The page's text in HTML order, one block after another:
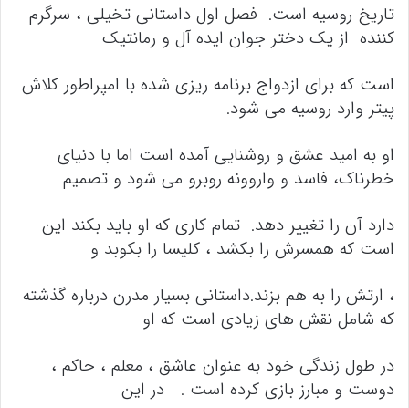
تاریخ روسیه است. فصل اول داستانی تخیلی ، سرگرم
کننده از یک دختر جوان ایده آل و رمانتیک
است که برای ازدواج برنامه ریزی شده با امپراطور کلاش
پیتر وارد روسیه می شود.
او به امید عشق و روشنایی آمده است اما با دنیای
خطرناک، فاسد و واروونه روبرو می شود و تصمیم
دارد آن را تغییر دهد. تمام کاری که او باید بکند این
است که همسرش را بکشد ، کلیسا را ​​بکوبد و
، ارتش را به هم بزند.داستانی بسیار مدرن درباره گذشته
که شامل نقش های زیادی است که او
در طول زندگی خود به عنوان عاشق ، معلم ، حاکم ،
دوست و مبارز بازی کرده است . در این